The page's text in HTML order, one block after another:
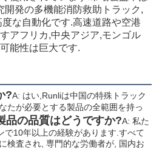
開発の多機能消防救助トラック,
な自動化です.高速道路や空港
アフリカ,中央アジア,モンゴル
能性は巨大です.
?A: はい,Runliは中国の特殊トラック
たが必要とする製品の全範囲を持っ
品の品質はどうですか?A: 私た
で10年以上の経験があります.すべて
検査され, 専門的な労働者が, 国内お